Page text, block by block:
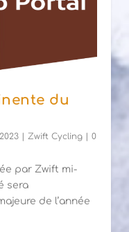
du
|Zwift Cycling |0
par Zwift mi-
sera
de l’année